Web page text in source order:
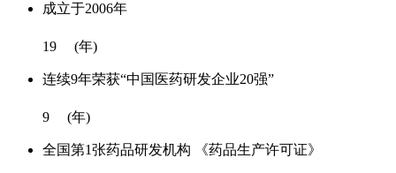
成立于2006年
19 (年)
连续9年荣获“中国医药研发企业20强”
9 (年)
全国第1张药品研发机构 《药品生产许可证》